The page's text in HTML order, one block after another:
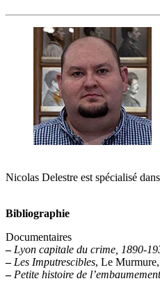
Nicolas Delestre est spécialisé
Bibliographie
Documentaires
– Lyon capitale du crime, 1890-
– Les Imputrescibles, Le
– Petite histoire de